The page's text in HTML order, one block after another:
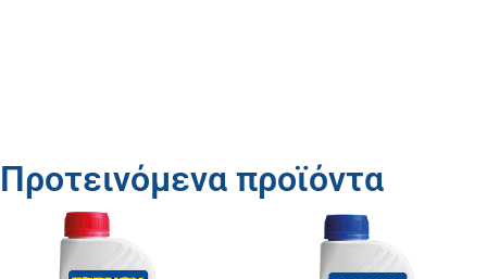
Προτεινόμενα προϊόντα